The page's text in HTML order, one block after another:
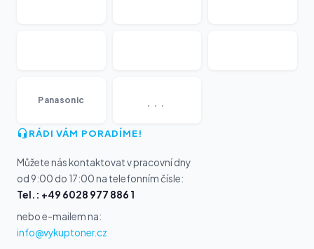
Panasonic ...
RÁDI VÁM PORADÍME!
Můžete nás kontaktovat v pracovní dny
od 9:00 do 17:00 na telefonním čísle:
Tel.: +49 6028 977 886 1
nebo e-mailem na:
info@vykuptoner.cz